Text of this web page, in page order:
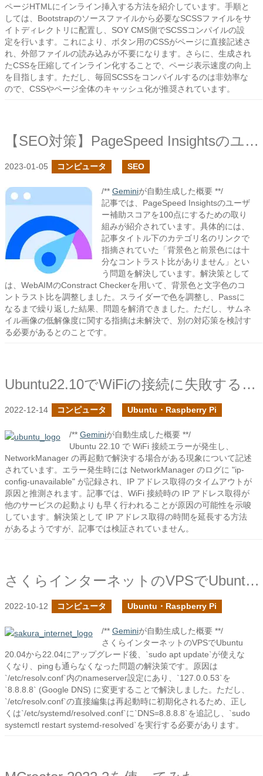
ページHTMLにインライン挿入する方法を紹介しています。手順と
しては、Bootstrapのソースファイルから必要なSCSSファイルをサ
イトディレクトリに配置し、SOY CMS側でSCSSコンパイルの設
定を行います。これにより、ボタン用のCSSがページに直接記述さ
れ、外部ファイルの読み込みが不要になります。さらに、生成され
たCSSを圧縮してインライン化することで、ページ表示速度の向上
を目指します。ただし、毎回SCSSをコンパイルするのは非効率な
ので、CSSやページ全体のキャッシュ化が推奨されています。
【SEO対策】PageSpeed Insightsのユーザー補助のスコア100を目指す
2023-01-05 コンピュータ SEO
/** Geminiが自動生成した概要 **/
記事では、PageSpeed Insightsのユーザ
ー補助スコアを100点にするための取り
組みが紹介されています。具体的には、
記事タイトル下のカテゴリ名のリンクで
指摘されていた「背景色と前景色には十
分なコントラスト比がありません」とい
う問題を解決しています。解決策として
は、WebAIMのConstract Checkerを用いて、背景色と文字色のコ
ントラスト比を調整しました。スライダーで色を調整し、Passに
なるまで繰り返した結果、問題を解消できました。ただし、サムネ
イル画像の低解像度に関する指摘は未解決で、別の対応策を検討す
る必要があるとのことです。
Ubuntu22.10でWiFiの接続に失敗する時の対処
2022-12-14 コンピュータ Ubuntu・Raspberry Pi
/** Geminiが自動生成した概要 **/
Ubuntu 22.10 で WiFi 接続エラーが発生し、
NetworkManager の再起動で解決する場合がある現象について記述
されています。エラー発生時には NetworkManager のログに "ip-
config-unavailable" が記録され、IP アドレス取得のタイムアウトが
原因と推測されます。記事では、WiFi 接続時の IP アドレス取得が
他のサービスの起動よりも早く行われることが原因の可能性を示唆
しています。解決策として IP アドレス取得の時間を延長する方法
があるようですが、記事では検証されていません。
さくらインターネットのVPSでUbuntuのアップグレード後にapt updateが使えなくなった時の対処
2022-10-12 コンピュータ Ubuntu・Raspberry Pi
/** Geminiが自動生成した概要 **/
さくらインターネットのVPSでUbuntu
20.04から22.04にアップグレード後、`sudo apt update`が使えな
くなり、pingも通らなくなった問題の解決策です。原因は
`/etc/resolv.conf`内のnameserver設定にあり、`127.0.0.53`を
`8.8.8.8` (Google DNS) に変更することで解決しました。ただし、
`/etc/resolv.conf`の直接編集は再起動時に初期化されるため、正し
くは`/etc/systemd/resolved.conf`に`DNS=8.8.8.8`を追記し、`sudo
systemctl restart systemd-resolved`を実行する必要があります。